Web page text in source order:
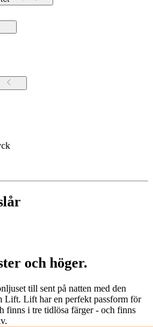
och höger.
till sent på natten med den
Lift. Lift har en perfekt passform för
finns i tre tidlösa färger - och finns